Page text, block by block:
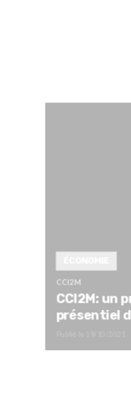
CCI2M
CCI2M: un
présentiel